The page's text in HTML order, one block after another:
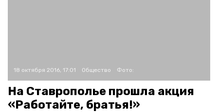
18 октября 2016, 17:01 Общество Фото:
На Ставрополье прошла акция
«Работайте, братья!»